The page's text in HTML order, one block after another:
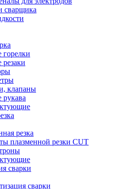
сварщика
горелки
резаки
клапаны
рукава
резка
плазменной резки CUT
сварки
сварки